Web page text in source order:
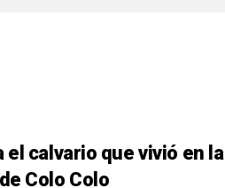
el calvario que vivió en la
Colo Colo